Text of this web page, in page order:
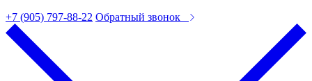
+7 (905) 797-88-22 Обратный звонок